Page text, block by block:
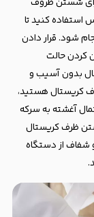
استفاده کنید تا
شود. قرار دادن
کردن حالت
بدون آسیب و
کریستال هستید،
آغشته به سرکه
ظرف کریستال
شفاف از دستگاه